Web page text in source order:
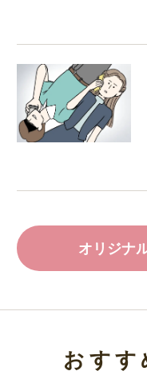
オリジナ
おすす